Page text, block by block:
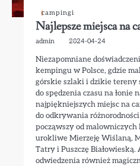
campingi
Najlepsze miejsca na
admin 2024-04-24
Niezapomniane
kempingu w Polsce, gdzie
górskie szlaki i dzikie tereny
do spędzenia czasu na łonie
najpiękniejszych miejsc na
do odkrywania
począwszy od malowniczych
urokliwe Mierzeję Wiślaną,
Tatry i Puszczę Białowieską.
odwiedzenia również